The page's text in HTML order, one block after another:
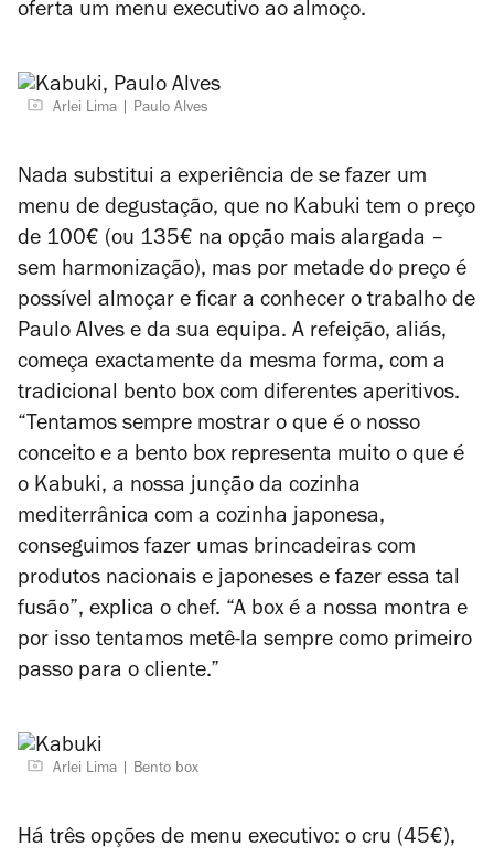
oferta um menu executivo ao almoço.
Arlei Lima Paulo Alves
Nada substitui a experiência de se fazer um
menu de degustação, que no Kabuki tem o preço
de 100€ (ou 135€ na opção mais alargada –
sem harmonização), mas por metade do preço é
possível almoçar e ficar a conhecer o trabalho de
Paulo Alves e da sua equipa. A refeição, aliás,
começa exactamente da mesma forma, com a
tradicional bento box com diferentes aperitivos.
“Tentamos sempre mostrar o que é o nosso
conceito e a bento box representa muito o que é
o Kabuki, a nossa junção da cozinha
mediterrânica com a cozinha japonesa,
conseguimos fazer umas brincadeiras com
produtos nacionais e japoneses e fazer essa tal
fusão”, explica o chef. “A box é a nossa montra e
por isso tentamos metê-la sempre como primeiro
passo para o cliente.”
Arlei Lima Bento box
Há três opções de menu executivo: o cru (45€),